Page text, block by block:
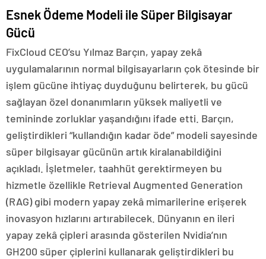
Esnek Ödeme Modeli ile Süper Bilgisayar
Gücü
FixCloud CEO’su Yılmaz Barçın, yapay zekâ
uygulamalarının normal bilgisayarların çok ötesinde bir
işlem gücüne ihtiyaç duyduğunu belirterek, bu gücü
sağlayan özel donanımların yüksek maliyetli ve
temininde zorluklar yaşandığını ifade etti. Barçın,
geliştirdikleri “kullandığın kadar öde” modeli sayesinde
süper bilgisayar gücünün artık kiralanabildiğini
açıkladı. İşletmeler, taahhüt gerektirmeyen bu
hizmetle özellikle Retrieval Augmented Generation
(RAG) gibi modern yapay zekâ mimarilerine erişerek
inovasyon hızlarını artırabilecek. Dünyanın en ileri
yapay zekâ çipleri arasında gösterilen Nvidia’nın
GH200 süper çiplerini kullanarak geliştirdikleri bu